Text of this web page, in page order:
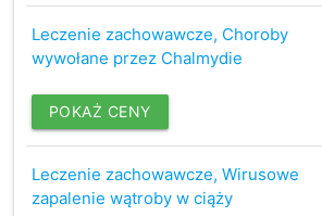
Leczenie zachowawcze, Choroby
wywołane przez Chalmydie
POKAŻ CENY
Leczenie zachowawcze, Wirusowe
zapalenie wątroby w ciąży